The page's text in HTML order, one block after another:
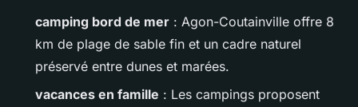
camping bord de mer : Agon-Coutainville offre 8
km de plage de sable fin et un cadre naturel
préservé entre dunes et marées.
vacances en famille : Les campings proposent